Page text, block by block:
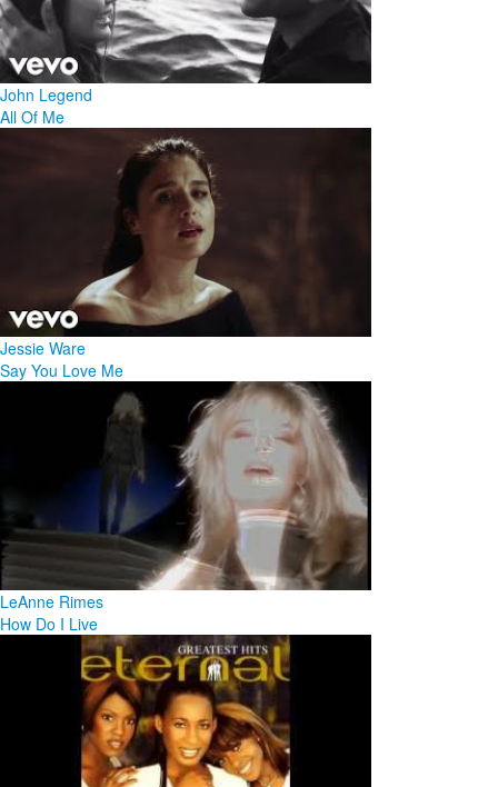
John Legend
All Of Me
Jessie Ware
Say You Love Me
LeAnne Rimes
How Do I Live